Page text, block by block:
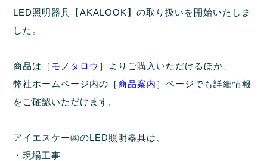
LED照明器具【AKALOOK】の取り扱いを開始いたしま
した。
商品は［ モノタロウ ］よりご購入いただけるほか、
弊社ホームページ内の［商品案内 ］ページでも詳細情報
をご確認いただけます。
アイエスケー㈱のLED照明器具は、
・現場工事